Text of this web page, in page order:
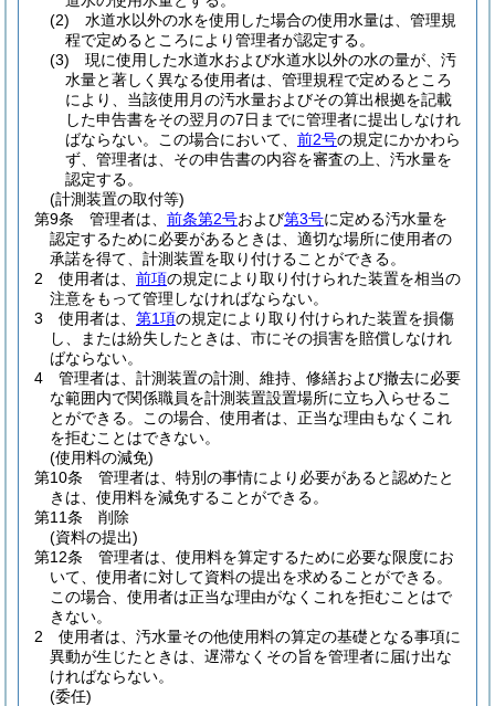
(2)
水道水以外の水を使用した場合の使用水量は、管理規
程で定めるところにより管理者が認定する。
(3)
現に使用した水道水および水道水以外の水の量が、汚
水量と著しく異なる使用者は、管理規程で定めるところ
により、当該使用月の汚水量およびその算出根拠を記載
した申告書をその翌月の7日までに管理者に提出しなけれ
ばならない。
この場合において、 前2号の規定にかかわら
ず、管理者は、その申告書の内容を審査の上、汚水量を
認定する。
(計測装置の取付等)
第9条
管理者は、 前条第2号および第3号に定める汚水量を
認定するために必要があるときは、適切な場所に使用者の
承諾を得て、計測装置を取り付けることができる。
2
使用者は、 前項の規定により取り付けられた装置を相当の
注意をもって管理しなければならない。
3
使用者は、 第1項の規定により取り付けられた装置を損傷
し、または紛失したときは、市にその損害を賠償しなけれ
ばならない。
4
管理者は、計測装置の計測、維持、修繕および撤去に必要
な範囲内で関係職員を計測装置設置場所に立ち入らせるこ
とができる。
この場合、使用者は、正当な理由もなくこれ
を拒むことはできない。
(使用料の減免)
第10条
管理者は、特別の事情により必要があると認めたと
きは、使用料を減免することができる。
第11条
削除
(資料の提出)
第12条
管理者は、使用料を算定するために必要な限度にお
いて、使用者に対して資料の提出を求めることができる。
この場合、使用者は正当な理由がなくこれを拒むことはで
きない。
2
使用者は、汚水量その他使用料の算定の基礎となる事項に
異動が生じたときは、遅滞なくその旨を管理者に届け出な
ければならない。
(委任)